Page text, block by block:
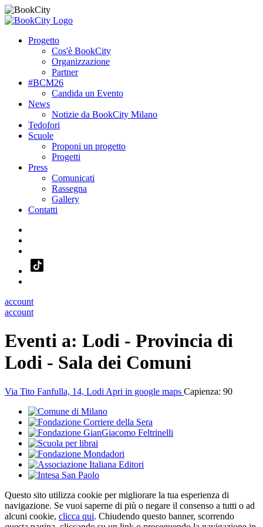
Progetto
Cos'è BookCity
Organizzazione
Partner
#BCM26
Candida un Evento
News
Notizie da BookCity Milano
Tedofori
Scuole
Proponi un progetto
Progetti
Press
Comunicati
Rassegna
Gallery
Contatti
account
account
Eventi a: Lodi - Provincia di
Lodi - Sala dei Comuni
Via Tito Fanfulla, 14, Lodi Apri in google maps Capienza: 90
Questo sito utilizza cookie per migliorare la tua esperienza di
navigazione. Se vuoi saperne di più o negare il consenso a tutti o ad
alcuni cookie, clicca qui. Chiudendo questo banner, scorrendo